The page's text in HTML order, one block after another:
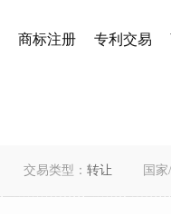
商标注册 专利交易
交易类型： 转让 国家